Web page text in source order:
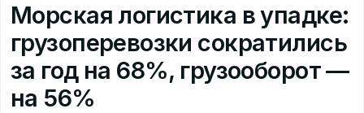
Морская логистика в упадке:
грузоперевозки сократились
за год на 68%, грузооборот —
на 56%